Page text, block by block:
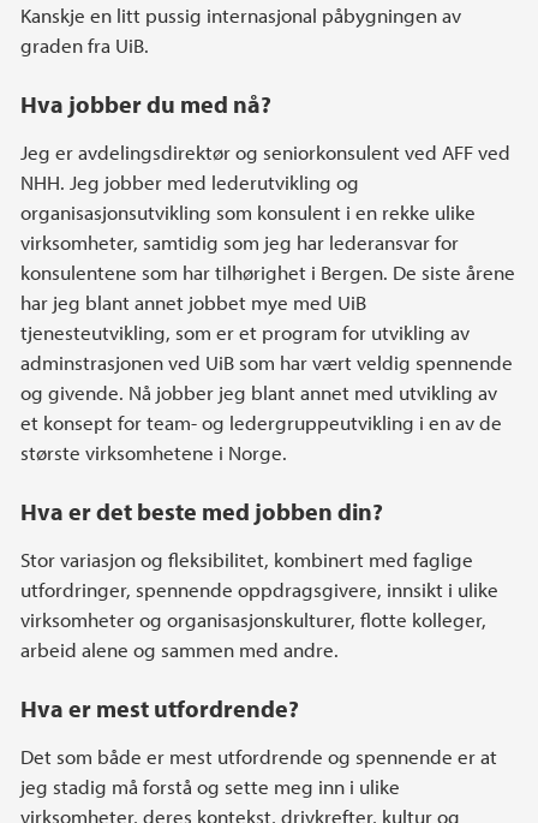
Kanskje en litt pussig internasjonal påbygningen av
graden fra UiB.
Hva jobber du med nå?
Jeg er avdelingsdirektør og seniorkonsulent ved AFF ved
NHH. Jeg jobber med lederutvikling og
organisasjonsutvikling som konsulent i en rekke ulike
virksomheter, samtidig som jeg har lederansvar for
konsulentene som har tilhørighet i Bergen. De siste årene
har jeg blant annet jobbet mye med UiB
tjenesteutvikling, som er et program for utvikling av
adminstrasjonen ved UiB som har vært veldig spennende
og givende. Nå jobber jeg blant annet med utvikling av
et konsept for team- og ledergruppeutvikling i en av de
største virksomhetene i Norge.
Hva er det beste med jobben din?
Stor variasjon og fleksibilitet, kombinert med faglige
utfordringer, spennende oppdragsgivere, innsikt i ulike
virksomheter og organisasjonskulturer, flotte kolleger,
arbeid alene og sammen med andre.
Hva er mest utfordrende?
Det som både er mest utfordrende og spennende er at
jeg stadig må forstå og sette meg inn i ulike
virksomheter, deres kontekst, drivkrefter, kultur og